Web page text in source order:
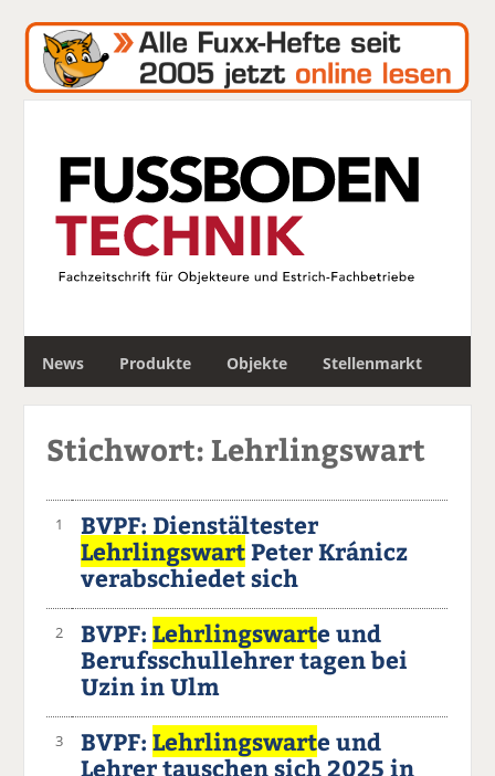
News Produkte Objekte Stellenmarkt
c
Stichwort: Lehrlingswart
1
BVPF: Dienstältester
LehrlingswartPeter Kránicz
verabschiedet sich
2 BVPF:Lehrlingswarte und
Berufsschullehrer tagen bei
Uzin in Ulm
3 BVPF:Lehrlingswarte und
Lehrer tauschen sich 2025 in